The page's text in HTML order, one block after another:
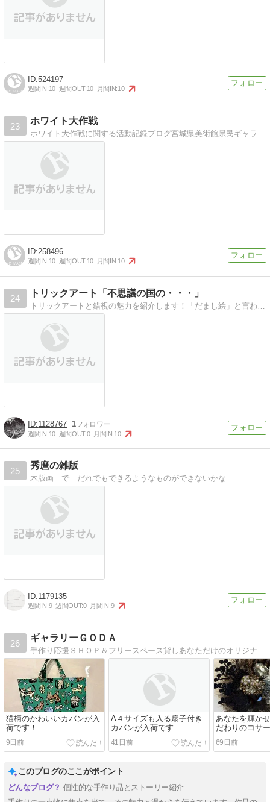
524197
週間IN:10 週間OUT:10 月間IN:10
23
ホワイト大作戦
258496
週間IN:10 週間OUT:10 月間IN:10
24
トリックアート「不思議の国の・・・」
1128767 1
週間IN:10 週間OUT:0 月間IN:10
25
秀麿の雑版
木版画 で だれでもできるようなものができないかな
1179135
週間IN:9 週間OUT:0 月間IN:9
26
ギャラリーＧＯＤＡ
猫柄のかわいいカバンが入
荷です！
9日前
A４サイズも入る扇子付き
カバンが入荷です
41日前
あなたを輝か
だわりのコサ
69日前
このブログのここがポイント
個性的な手作り品とストーリー紹介